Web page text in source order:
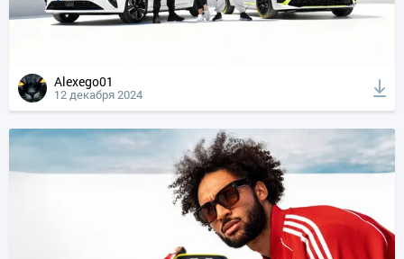
Alexego01
12 декабря 2024